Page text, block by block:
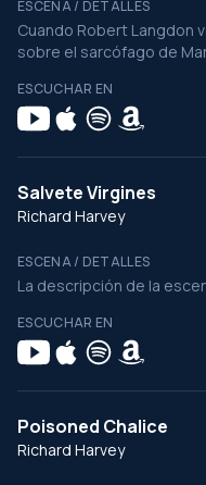
ESCENA / DETALLES
Cuando Robert Langdon
sobre el sarcófago de
ESCUCHAR EN
Salvete Virgines
Richard Harvey
ESCENA / DETALLES
La descripción de la
ESCUCHAR EN
Poisoned Chalice
Richard Harvey